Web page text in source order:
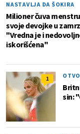
NASTAVLJA DA ŠOKIRA
Milioner čuva
svoje devojke u
"Vredna je i
iskorišćena"
1
sin: